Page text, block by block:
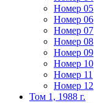
Номер 05
Номер 06
Номер 07
Номер 08
Номер 09
Номер 10
Номер 11
Номер 12
Том 1, 1988 г.